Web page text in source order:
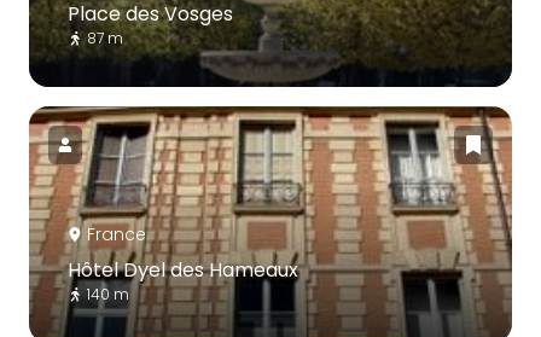
Place des Vosges
87 m
France
Hôtel Dyel des Hameaux
140 m